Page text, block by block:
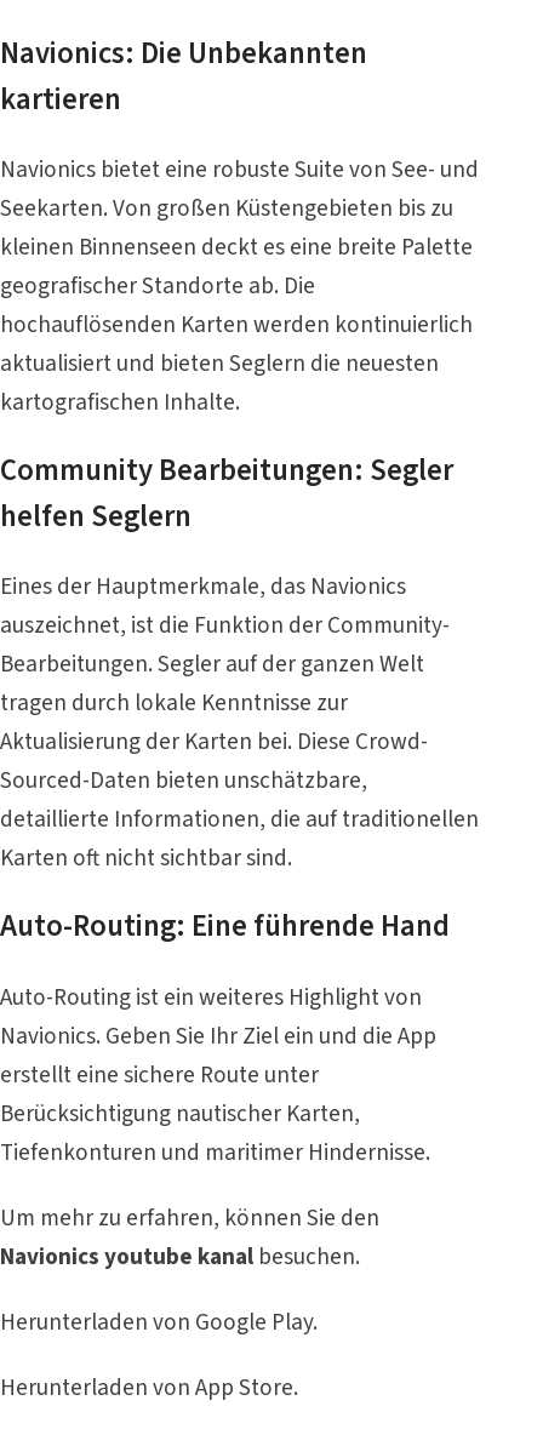
Navionics: Die Unbekannten
kartieren
Navionics bietet eine robuste Suite von See- und
Seekarten. Von großen Küstengebieten bis zu
kleinen Binnenseen deckt es eine breite Palette
geografischer Standorte ab. Die
hochauflösenden Karten werden kontinuierlich
aktualisiert und bieten Seglern die neuesten
kartografischen Inhalte.
Community Bearbeitungen: Segler
helfen Seglern
Eines der Hauptmerkmale, das Navionics
auszeichnet, ist die Funktion der Community-
Bearbeitungen. Segler auf der ganzen Welt
tragen durch lokale Kenntnisse zur
Aktualisierung der Karten bei. Diese Crowd-
Sourced-Daten bieten unschätzbare,
detaillierte Informationen, die auf traditionellen
Karten oft nicht sichtbar sind.
Auto-Routing: Eine führende Hand
Auto-Routing ist ein weiteres Highlight von
Navionics. Geben Sie Ihr Ziel ein und die App
erstellt eine sichere Route unter
Berücksichtigung nautischer Karten,
Tiefenkonturen und maritimer Hindernisse.
Um mehr zu erfahren, können Sie den
Navionics youtube kanal besuchen.
Herunterladen von Google Play.
Herunterladen vonApp Store.